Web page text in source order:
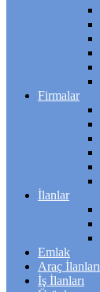
Firmalar
İlanlar
Emlak
Araç İlanları
İş İlanları